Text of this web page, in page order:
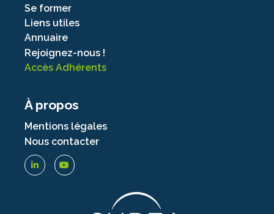
Se former
Liens utiles
Annuaire
Rejoignez-nous !
Accès Adhérents
À propos
Mentions légales
Nous contacter